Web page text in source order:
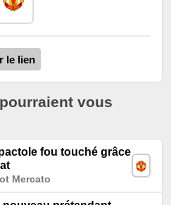
le lien
vous
fou touché grâce
Mercato